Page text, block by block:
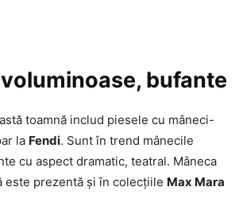
bufante
toamnă includ piesele cu mâneci-
la Fendi. Sunt în trend mânecile
cu aspect dramatic, teatral. Mâneca
este prezentă și în colecțiile Max Mara